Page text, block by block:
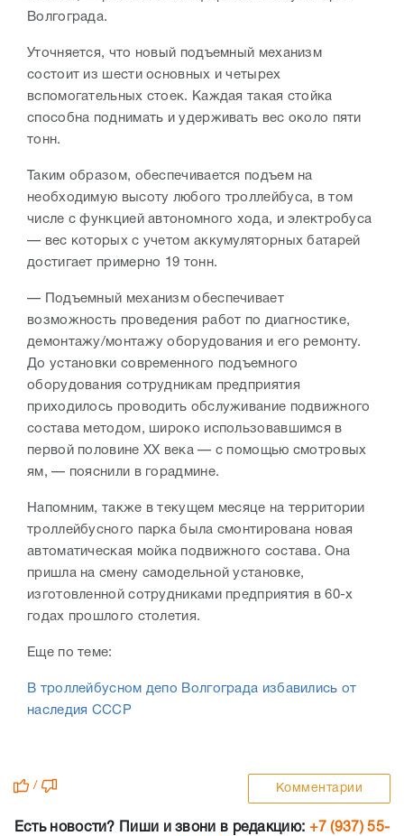
Волгограда.
Уточняется, что новый подъемный механизм
состоит из шести основных и четырех
вспомогательных стоек. Каждая такая стойка
способна поднимать и удерживать вес около пяти
тонн.
Таким образом, обеспечивается подъем на
необходимую высоту любого троллейбуса, в том
числе с функцией автономного хода, и электробуса
— вес которых с учетом аккумуляторных батарей
достигает примерно 19 тонн.
— Подъемный механизм обеспечивает
возможность проведения работ по диагностике,
демонтажу/монтажу оборудования и его ремонту.
До установки современного подъемного
оборудования сотрудникам предприятия
приходилось проводить обслуживание подвижного
состава методом, широко использовавшимся в
первой половине XX века — с помощью смотровых
ям, — пояснили в горадмине.
Напомним, также в текущем месяце на территории
троллейбусного парка была смонтирована новая
автоматическая мойка подвижного состава. Она
пришла на смену самодельной установке,
изготовленной сотрудниками предприятия в 60-х
годах прошлого столетия.
Еще по теме:
В троллейбусном депо Волгограда избавились от
наследия СССР
/ Комментарии
Есть новости? Пиши и звони в редакцию: +7 (937) 55-